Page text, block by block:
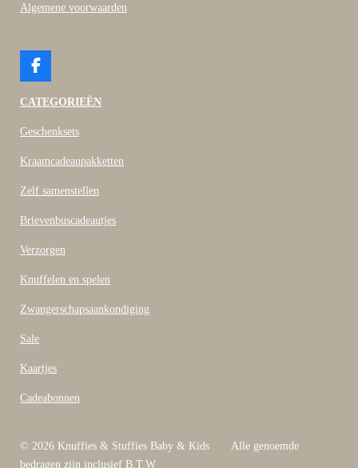
Algemene voorwaarden
F
c
b
o
CATEGORIEËN
Geschenksets
Kraamcadeaupakketten
Zelf samenstellen
Brievenbuscadeautjes
Verzorgen
Knuffelen en spelen
Zwangerschapsaankondiging
Sale
Kaartjes
Cadeabonnen
© 2026 Knuffies & Stuffies Baby & Kids Alle genoemde
bedragen zijn inclusief B.T.W